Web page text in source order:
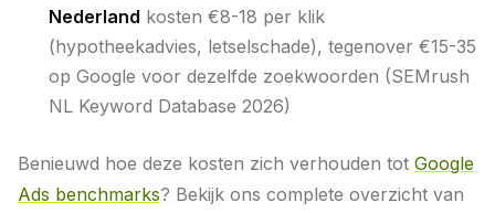
Nederland kosten €8-18 per klik
(hypotheekadvies, letselschade), tegenover €15-35
op Google voor dezelfde zoekwoorden (SEMrush
NL Keyword Database 2026)
Benieuwd hoe deze kosten zich verhouden tot Google
Ads benchmarks? Bekijk ons complete overzicht van